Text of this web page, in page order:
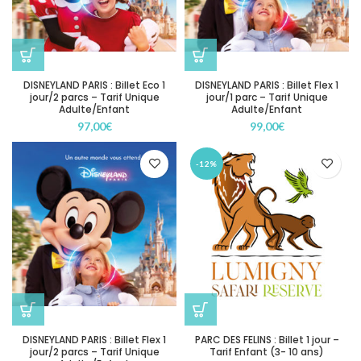
DISNEYLAND PARIS : Billet Eco 1
jour/2 parcs – Tarif Unique
Adulte/Enfant
97,00€
DISNEYLAND PARIS : Billet Flex 1
jour/1 parc – Tarif Unique
Adulte/Enfant
99,00€
DISNEYLAND PARIS : Billet Flex 1
jour/2 parcs – Tarif Unique
-12%
PARC DES FELINS : Billet 1 jour –
Tarif Enfant (3- 10 ans)